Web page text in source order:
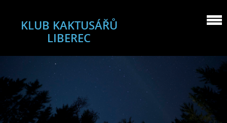
KLUB KAKTUSÁŘŮ
LIBEREC